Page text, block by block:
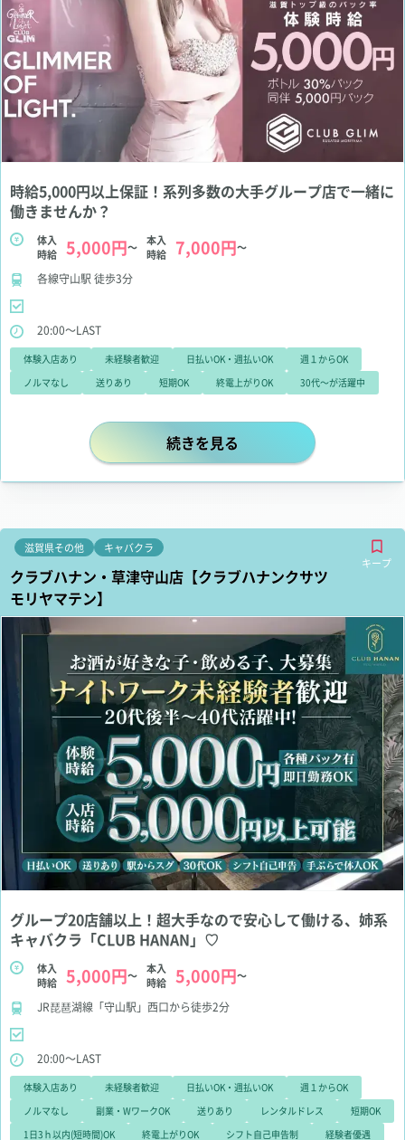
時給5,000円以上保証！系列多数の大手グループ店で一緒に
働きませんか？
体入
時給
5,000円～
本入
時給
7,000円～
各線守山駅 徒歩3分
20:00～LAST
体験入店あり 未経験者歓迎 日払いOK・週払いOK
週１からOK
ノルマなし
送りあり 短期OK 終電上がりOK 30代～が活躍中
時給5,000円以上保証！系列多数の
続きを見る
滋賀県その他
キャバクラ
キープ
クラブハナン・草津守山店【クラブハナンクサツ
モリヤマテン】
グループ20店舗以上！超大手なので安心して働ける、姉系
キャバクラ「CLUB HANAN」♡
体入
時給
5,000円～
本入
時給
5,000円～
JR琵琶湖線「守山駅」西口から徒歩2分
20:00～LAST
体験入店あり 未経験者歓迎 日払いOK・週払いOK
週１からOK
ノルマなし
副業・WワークOK 送りあり レンタルドレス
短期OK
1日3ｈ以内(短時間)OK
終電上がりOK シフト自己申告制 経験者優遇